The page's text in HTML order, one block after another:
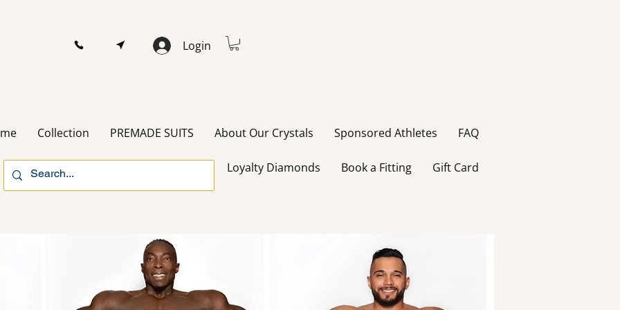
Login
Collection PREMADE SUITS About Our Crystals Sponsored Athletes FAQ
Loyalty Diamonds Book a Fitting Gift Card